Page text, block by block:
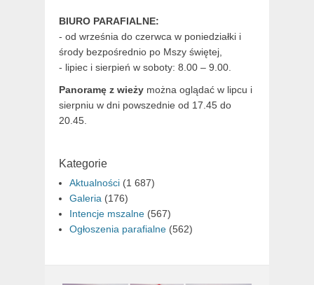
BIURO PARAFIALNE:
- od września do czerwca w poniedziałki i
środy bezpośrednio po Mszy świętej,
- lipiec i sierpień w soboty: 8.00 – 9.00.
Panoramę z wieży można oglądać w lipcu i
sierpniu w dni powszednie od 17.45 do
20.45.
Kategorie
Aktualności (1 687)
Galeria (176)
Intencje mszalne (567)
Ogłoszenia parafialne (562)